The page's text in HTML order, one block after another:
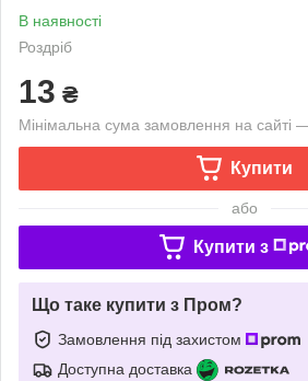
В наявності
Роздріб
13 ₴
Мінімальна сума замовлення на сайті
Купити
або
Купити з
Що таке купити з Пром?
Замовлення під захистом
Доступна доставка